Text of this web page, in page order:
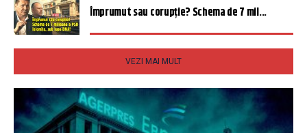
Împrumut sau corupție? Schema de 7 mil...
VEZI MAI MULT